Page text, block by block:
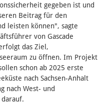
gegeben ist und
Beitrag für den
leisten können", sagte
von Gascade
das Ziel,
zu öffnen. Im Projekt
schon ab 2025 erste
nach Sachsen-Anhalt
nach West- und